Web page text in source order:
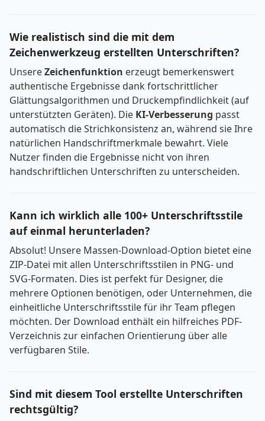
Wie realistisch sind die mit dem
Zeichenwerkzeug erstellten Unterschriften?
UnsereZeichenfunktion erzeugt bemerkenswert
authentische Ergebnisse dank fortschrittlicher
Glättungsalgorithmen und Druckempfindlichkeit (auf
unterstützten Geräten). Die KI-Verbesserung passt
automatisch die Strichkonsistenz an, während sie Ihre
natürlichen Handschriftmerkmale bewahrt. Viele
Nutzer finden die Ergebnisse nicht von ihren
handschriftlichen Unterschriften zu unterscheiden.
Kann ich wirklich alle 100+ Unterschriftsstile
auf einmal herunterladen?
Absolut! Unsere Massen-Download-Option bietet eine
ZIP-Datei mit allen Unterschriftsstilen in PNG- und
SVG-Formaten. Dies ist perfekt für Designer, die
mehrere Optionen benötigen, oder Unternehmen, die
einheitliche Unterschriftsstile für ihr Team pflegen
möchten. Der Download enthält ein hilfreiches PDF-
Verzeichnis zur einfachen Orientierung über alle
verfügbaren Stile.
Sind mit diesem Tool erstellte Unterschriften
rechtsgültig?